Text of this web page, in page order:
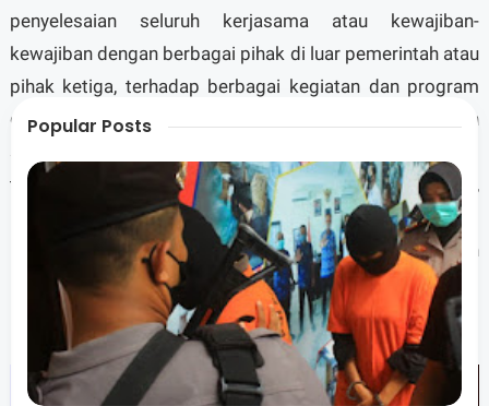
penyelesaian seluruh kerjasama atau kewajiban-
kewajiban dengan berbagai pihak di luar pemerintah atau
pihak ketiga, terhadap berbagai kegiatan dan program
daerah yang telah dilaksanakan. Sebab, pihak-pihak lain
seperti media, telah memberikan kontribusi bagi
terlaksananya pembangunan di NTB. Termasuk saat ini,
NTB telah dikenal luas baik di dalam negeri maupun di
luar negeri, sebagai daerah yang mengalami kemajuan
pesat.
Popular Posts